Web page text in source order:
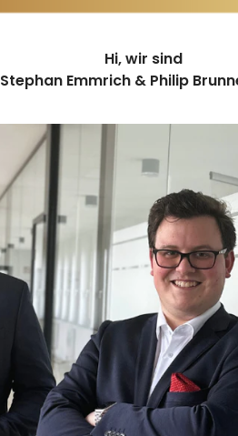
Hi, wir sind
Stephan Emmrich & Philip